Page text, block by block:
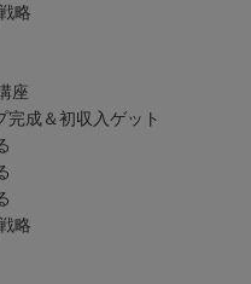
略
座
成＆初収入ゲット
略